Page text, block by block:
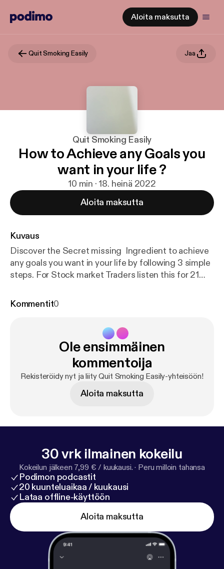
Aloita maksutta
Quit Smoking Easily Jaa
Quit Smoking Easily
How to Achieve any Goals you
want in your life ?
10 min · 18. heinä 2022
Aloita maksutta
Kuvaus
Discover the Secret missing Ingredient to achieve
any goals you want in your life by following 3 simple
steps. For Stock market Traders listen this for 21
PEACE DAILY MEDITATION BEFORE TRADING
Journey Stay Connected To keep Learning -
Subscribe to my YouTube Channel - Mayur
Bhorunde Join V.I.P Facebook group community -
Freedom lifestyle Journey Free E-book to start 6
incomes in next 30 days - FREE EBOOK Visit my
WEBSITE - wealthylifestyleacademy.com Claim
Kommentit0
Ole ensimmäinen
kommentoija
Rekisteröidy nyt ja liity Quit Smoking Easily-yhteisöön!
Aloita maksutta
30 vrk ilmainen kokeilu
Kokeilun jälkeen 7,99 € / kuukausi. · Peru milloin tahansa
Podimon podcastit
20 kuunteluaikaa / kuukausi
Lataa offline-käyttöön
Aloita maksutta